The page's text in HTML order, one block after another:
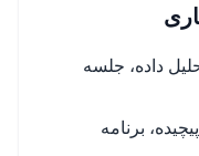
داده، جلسه
برنامه